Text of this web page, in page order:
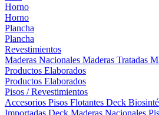
Horno
Horno
Plancha
Plancha
Revestimientos
Maderas Nacionales Maderas Tratadas
Productos Elaborados
Productos Elaborados
Pisos / Revestimientos
Accesorios Pisos Flotantes Deck
Importadas Deck Maderas Nacionales